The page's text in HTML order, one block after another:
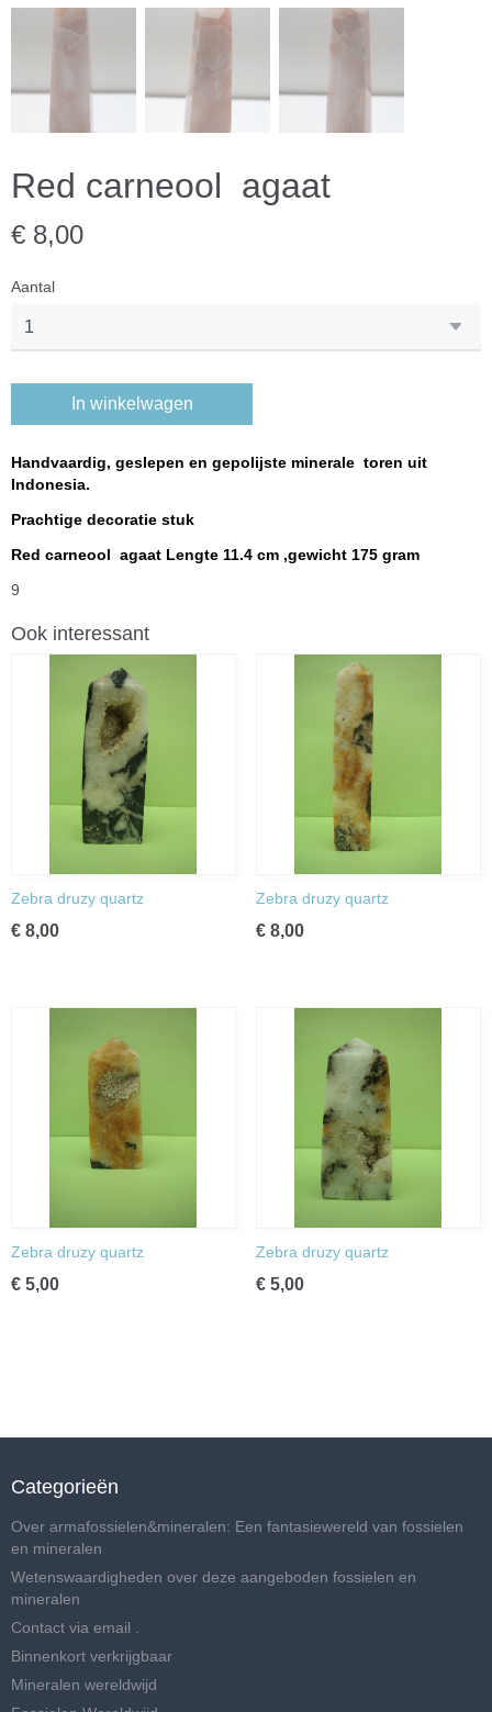
Red carneool agaat
€ 8,00
Aantal
In winkelwagen
Handvaardig, geslepen en gepolijste minerale toren uit
Indonesia.
Prachtige decoratie stuk
Red carneool agaat Lengte 11.4 cm ,gewicht 175 gram
9
Ook interessant
Zebra druzy quartz
€ 8,00
Zebra druzy quartz
€ 8,00
Zebra druzy quartz
€ 5,00
Zebra druzy quartz
€ 5,00
Categorieën
Over armafossielen&mineralen: Een fantasiewereld van fossielen
en mineralen
Wetenswaardigheden over deze aangeboden fossielen en
mineralen
Contact via email .
Binnenkort verkrijgbaar
Mineralen wereldwijd